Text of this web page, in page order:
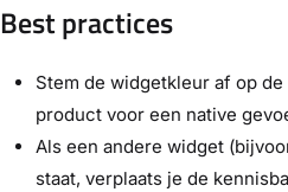
Best practices
Stem de widgetkleur af op
product voor een native
Als een andere widget
staat, verplaats je de